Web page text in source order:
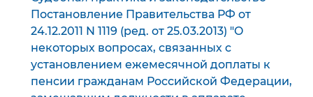
Постановление Правительства РФ от
24.12.2011 N 1119 (ред. от 25.03.2013) "О
некоторых вопросах, связанных с
установлением ежемесячной доплаты к
пенсии гражданам Российской Федерации,